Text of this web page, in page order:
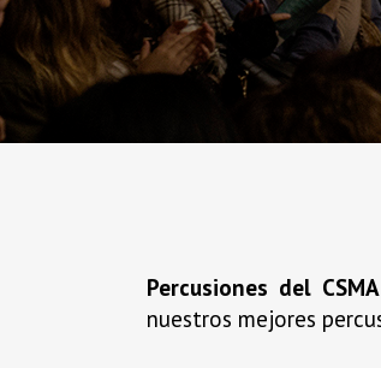
Percusiones del CSMA
nuestros mejores